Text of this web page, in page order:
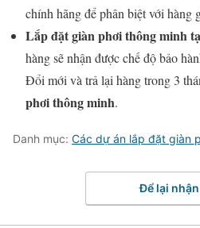
chính hãng để phân biệt với hàng
Lắp đặt giàn phơi thông minh
hàng sẽ nhận được chế độ bảo
Đổi mới và trả lại hàng trong 3
phơi thông minh.
Danh mục: Các dự án lắp đặt giàn
Để lại